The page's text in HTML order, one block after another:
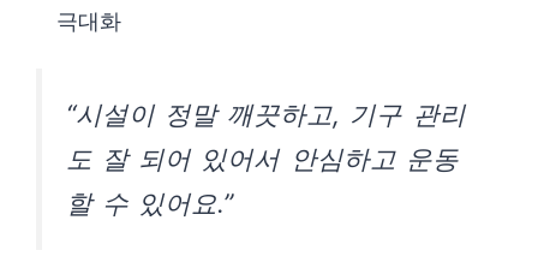
극대화
“시설이 정말 깨끗하고, 기구 관리
도 잘 되어 있어서 안심하고 운동
할 수 있어요.”